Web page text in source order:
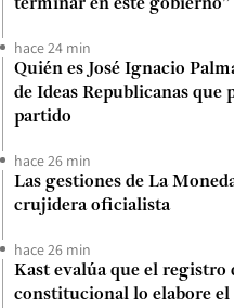
terminar en este gobierno”
hace 24 min
Quién es José Ignacio
de Ideas Republicanas que
partido
hace 26 min
Las gestiones de La
crujidera oficialista
hace 26 min
Kast evalúa que el registro
constitucional lo elabore